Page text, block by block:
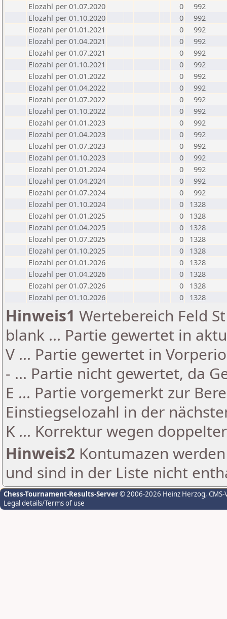
Elozahl per 01.07.2020
0
992
Elozahl per 01.10.2020
0
992
Elozahl per 01.01.2021
0
992
Elozahl per 01.04.2021
0
992
Elozahl per 01.07.2021
0
992
Elozahl per 01.10.2021
0
992
Elozahl per 01.01.2022
0
992
Elozahl per 01.04.2022
0
992
Elozahl per 01.07.2022
0
992
Elozahl per 01.10.2022
0
992
Elozahl per 01.01.2023
0
992
Elozahl per 01.04.2023
0
992
Elozahl per 01.07.2023
0
992
Elozahl per 01.10.2023
0
992
Elozahl per 01.01.2024
0
992
Elozahl per 01.04.2024
0
992
Elozahl per 01.07.2024
0
992
Elozahl per 01.10.2024
0
1328
Elozahl per 01.01.2025
0
1328
Elozahl per 01.04.2025
0
1328
Elozahl per 01.07.2025
0
1328
Elozahl per 01.10.2025
0
1328
Elozahl per 01.01.2026
0
1328
Elozahl per 01.04.2026
0
1328
Elozahl per 01.07.2026
0
1328
Elozahl per 01.10.2026
0 1328
Hinweis1 Wertebereich Feld
blank ... Partie gewertet in
V ... Partie gewertet in
- ... Partie nicht gewertet, da
E ... Partie vorgemerkt zur
Einstiegselozahl in der
K ... Korrektur wegen
Hinweis2 Kontumazen
und sind in der Liste nicht
Chess-Tournament-Results-Server© 2006-2026 Heinz Herzog,
Legal details/Terms of use